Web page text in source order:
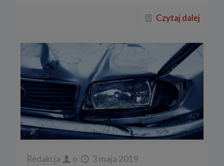
Czytaj dalej
Redakcja o 3 maja 2019